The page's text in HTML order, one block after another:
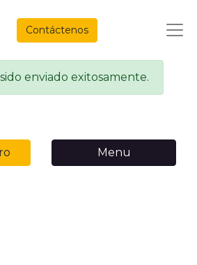
Contáctenos
enviado exitosamente.
Menu